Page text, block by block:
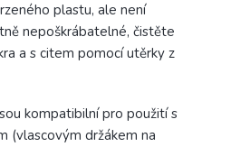
plastu, ale není
nepoškrábatelné, čistěte
a s citem pomocí utěrky z
kompatibilní pro použití s
(vlascovým držákem na